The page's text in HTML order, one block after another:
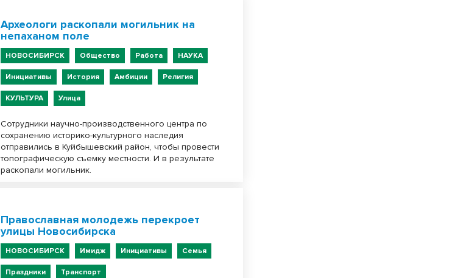
Археологи раскопали могильник на
непаханом поле
НОВОСИБИРСК Общество Работа НАУКА
Инициативы История Амбиции Религия
КУЛЬТУРА Улица
Сотрудники научно-производственного центра по
сохранению историко-культурного наследия
отправились в Куйбышевский район, чтобы провести
топографическую съемку местности. И в результате
раскопали могильник.
Православная молодежь перекроет
улицы Новосибирска
НОВОСИБИРСК Имидж Инициативы Семья
Праздники Транспорт